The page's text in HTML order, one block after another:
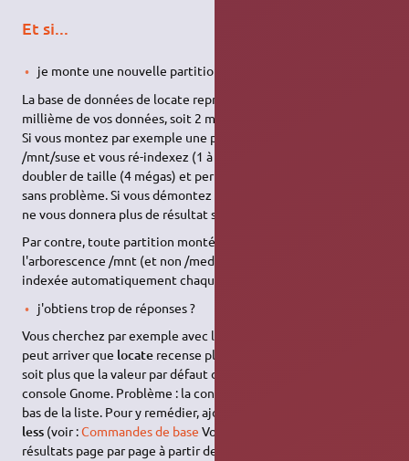
Et si...
je monte une nouvelle partition ?
La base de données de locate représente environ un demi-
millième de vos données, soit 2 mégas pour 4 gigas de données.
Si vous montez par exemple une partition Suse de 4 Gigas sur
/mnt/suse et vous ré-indexez (1 à 2 min.) la nouvelle base va
doubler de taille (4 mégas) et permettra à
sans problème. Si vous démontez cette partition Suse,
ne vous donnera plus de résultat sur la partition démontée.
Par contre, toute partition montée de façon permanente sur
l'arborescence /mnt (et non /media rappelez-vous !) sera
indexée automatiquement chaque jour.
j'obtiens trop de réponses ?
Vous cherchez par exemple avec locate le suffixe .mp3 ou .rtf. Il
peut arriver que locate recense plus de 500 réponses positives
soit plus que la valeur par défaut des lignes d'historique de la
console Gnome. Problème : la console n'affichera alors que le
bas de la liste. Pour y remédier, ajouter juste un "tube" avec
less (voir :Commandes de base Vous pourrez ainsi afficher les
résultats page par page à partir de la première page.